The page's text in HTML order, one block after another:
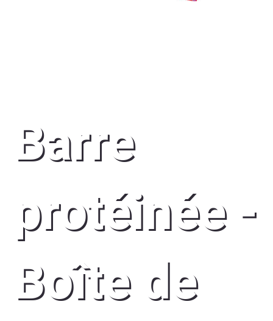
Barre
protéinée -
Boîte de